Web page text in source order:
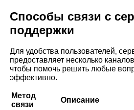
Способы связи с
поддержки
Для удобства пользователей,
предоставляет несколько
чтобы помочь решить любые
эффективно.
Метод
связи
Описание